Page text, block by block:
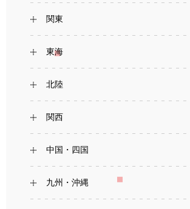
関東
東海
北陸
関西
中国・四国
九州・沖縄